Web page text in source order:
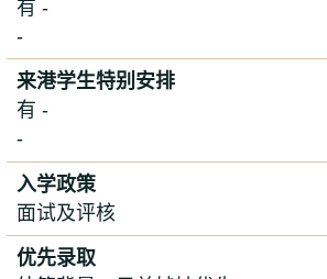
有 -
-
来港学生特别安排
有 -
-
入学政策
面试及评核
优先录取